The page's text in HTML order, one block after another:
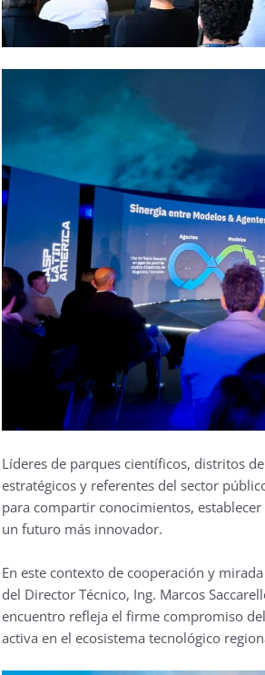
Líderes de parques científicos, distritos
estratégicos y referentes del sector
para compartir conocimientos,
un futuro más innovador.
En este contexto de cooperación y
del Director Técnico, Ing. Marcos
encuentro refleja el firme compromiso
activa en el ecosistema tecnológico